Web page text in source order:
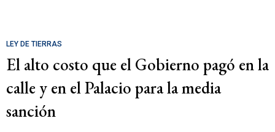
LEY DE TIERRAS
El alto costo que el Gobierno pagó en la
calle y en el Palacio para la media
sanción